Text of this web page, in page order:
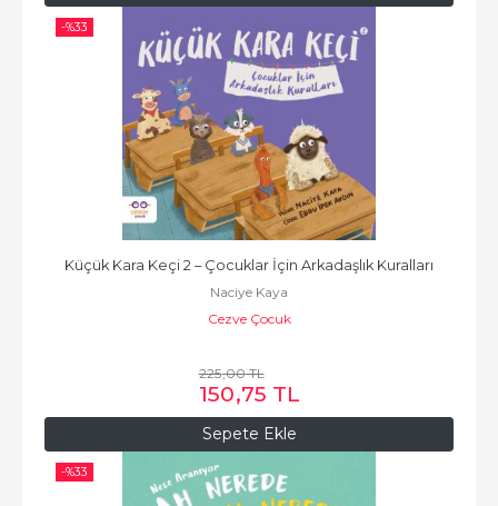
-%33
Sepete Ekle
Küçük Kara Keçi 2 – Çocuklar İçin Arkadaşlık Kuralları
Naciye Kaya
Cezve Çocuk
225,00TL
150,75 TL
-%33